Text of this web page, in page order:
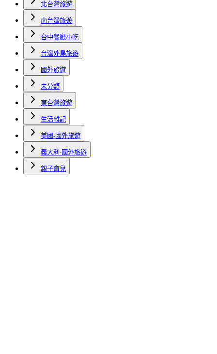
北台灣旅遊
南台灣旅遊
台中餐廳小吃
台灣外島旅遊
國外旅遊
未分類
東台灣旅遊
生活雜記
美國-國外旅遊
義大利-國外旅遊
親子育兒